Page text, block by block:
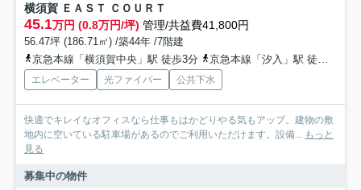
横須賀 ＥＡＳＴ ＣＯＵＲＴ
45.1万円 (0.8万円/坪) 管理/共益費41,800円
56.47坪 (186.71㎡) /築44年 /7階建
京急本線「横須賀中央」駅 徒歩3分
京急本線「汐入」駅 徒歩16分
エレベーター 光ファイバー 公共下水
快適でキレイなオフィスなら仕事もはかどりやる気もアップ。建物の敷
地内に空いている駐車場があるのでご利用いただけます。設備... もっと
見る
募集中の物件